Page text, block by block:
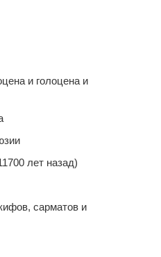
и голоцена и
лет назад)
сарматов и